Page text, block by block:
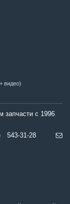
видео)
с 1996
543-31-28